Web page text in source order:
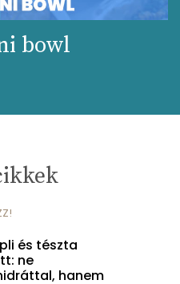
bowl
és tészta
ne
hanem